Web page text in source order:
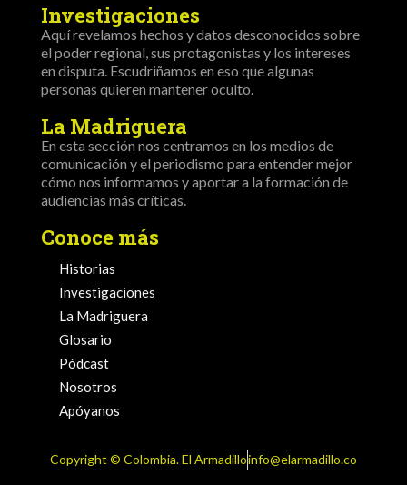
Investigaciones
Aquí revelamos hechos y datos desconocidos sobre
el poder regional, sus protagonistas y los intereses
en disputa. Escudriñamos en eso que algunas
personas quieren mantener oculto.
La Madriguera
En esta sección nos centramos en los medios de
comunicación y el periodismo para entender mejor
cómo nos informamos y aportar a la formación de
audiencias más críticas.
Conoce más
Historias
Investigaciones
La Madriguera
Glosario
Pódcast
Nosotros
Apóyanos
Copyright ©️ Colombia. El Armadilloinfo@elarmadillo.co